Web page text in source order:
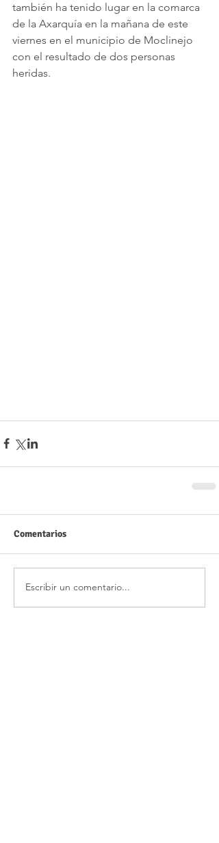
también ha tenido lugar en la comarca
de la Axarquía en la mañana de este
viernes en el municipio de Moclinejo
con el resultado de dos personas
heridas.
Comentarios
Escribir un comentario...